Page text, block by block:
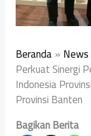
Beranda News
Perkuat Sinergi
Indonesia
Provinsi Banten
Bagikan Berita